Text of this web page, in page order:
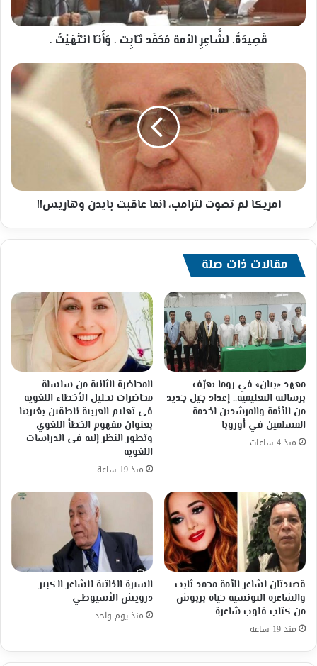
انـْتَهَـيْتُ
.
قَصِيدَةُ. لشَّـاعِرِ الأمة مُحَمَّد ثـَابِت . وَأَنـَا انـْتَهَـيْتُ .
امريكا
عاقبت
بايدن
امريكا لم تصوت لترامب، انما عاقبت بايدن وهاريس!!
مقالات ذات صلة
معهد «بيان» في روما يعرّف
برسالته التعليمية.. إعداد جيل جديد
من الأئمة والمرشدين لخدمة
المسلمين في أوروبا
منذ 4 ساعات
المحاضرة الثانية من سلسلة
محاضرات تحليل الأخطاء اللغوية
في تعليم العربية ناطقين بغيرها
بعنوان مفهوم الخطأ اللغوي
وتطور النظر إليه في الدراسات
اللغوية
منذ 19 ساعة
قصيدتان لشاعر الأمة محمد ثابت
والشاعرة التونسية حياة بربوش
من كتاب قلوب شاعرة
منذ 19 ساعة
السيرة الذاتية للشاعر الكبير
درويش الأسيوطي
منذ يوم واحد